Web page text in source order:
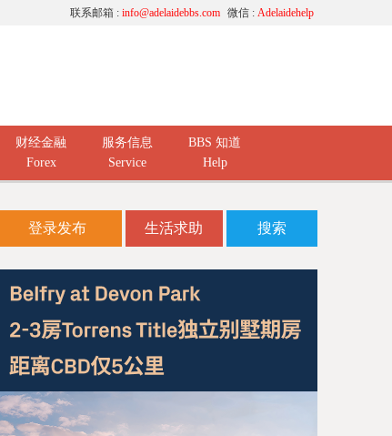
微信 : Adelaidehelp
联系邮箱 : info@adelaidebbs.com
财经金融
Forex
服务信息
Service
BBS 知道
Help
登录发布 生活求助 搜索